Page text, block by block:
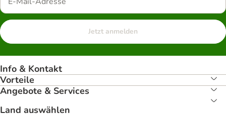
Jetzt anmelden
Info & Kontakt
Vorteile
Angebote & Services
Land auswählen